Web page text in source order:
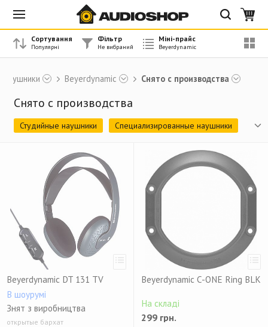
Наушники Beyerdynamic Снято с производства
Снято с производства
Студийные наушники
Специализированные наушники
Аксессуары, амбюшуры
Аксессуары, кейсы и сумки
Аксессуары, другое
Портативные наушники
Геймерские гарнитуры
In-Ear наушники
Наушники HiFi, серия DT
Наушники HiFi, серия Tesla
Аксессуары
Снято с производства
Beyerdynamic DT 131 TV
В шоурумі
Знят з виробництва
открытые бархат
Beyerdynamic C-ONE Ring BLK
На складі
299 грн.
Сортування Фільтр Міні-прайс